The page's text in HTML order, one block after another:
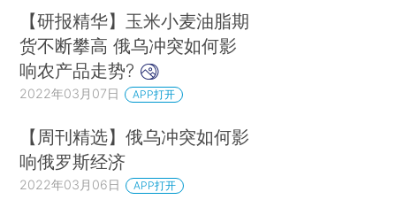
【研报精华】玉米小麦油脂期
货不断攀高 俄乌冲突如何影
响农产品走势?
2022年03月07日 APP打开
【周刊精选】俄乌冲突如何影
响俄罗斯经济
2022年03月06日 APP打开